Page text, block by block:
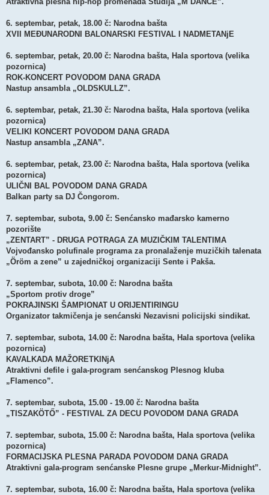
6. septembar, petak, 18.00 č: Narodna bašta
XVII MEĐUNARODNI BALONARSKI FESTIVAL I NADMETANjE
6. septembar, petak, 20.00 č: Narodna bašta, Hala sportova (velika
pozornica)
ROK-KONCERT POVODOM DANA GRADA
Nastup ansambla „OLDSKULLZ”.
6. septembar, petak, 21.30 č: Narodna bašta, Hala sportova (velika
pozornica)
VELIKI KONCERT POVODOM DANA GRADA
Nastup ansambla „ZANA”.
6. septembar, petak, 23.00 č: Narodna bašta, Hala sportova (velika
pozornica)
ULIČNI BAL POVODOM DANA GRADA
Balkan party sa DJ Čongorom.
7. septembar, subota, 9.00 č: Senćansko mađarsko kamerno
pozorište
„ZENTART” - DRUGA POTRAGA ZA MUZIČKIM TALENTIMA
Vojvođansko polufinale programa za pronalaženje muzičkih talenata
„Öröm a zene” u zajedničkoj organizaciji Sente i Pakša.
7. septembar, subota, 10.00 č: Narodna bašta
„Sportom protiv droge”
POKRAJINSKI ŠAMPIONAT U ORIJENTIRINGU
Organizator takmičenja je senćanski Nezavisni policijski sindikat.
7. septembar, subota, 14.00 č: Narodna bašta, Hala sportova (velika
pozornica)
KAVALKADA MAŽORETKINjA
Atraktivni defile i gala-program senćanskog Plesnog kluba
„Flamenco”.
7. septembar, subota, 15.00 - 19.00 č: Narodna bašta
„TISZAKÖTŐ” - FESTIVAL ZA DECU POVODOM DANA GRADA
7. septembar, subota, 15.00 č: Narodna bašta, Hala sportova (velika
pozornica)
FORMACIJSKA PLESNA PARADA POVODOM DANA GRADA
Atraktivni gala-program senćanske Plesne grupe „Merkur-Midnight”.
7. septembar, subota, 16.00 č: Narodna bašta, Hala sportova (velika